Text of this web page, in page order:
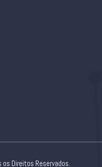
Direitos Reservados.